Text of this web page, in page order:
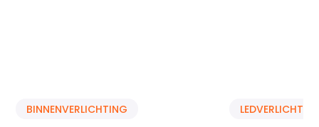
BINNENVERLICHTING